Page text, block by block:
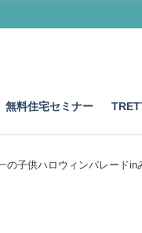
無料住宅セミナー
子供ハロウィンパレードin